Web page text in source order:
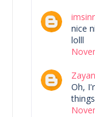
nice
lolll
Oh,